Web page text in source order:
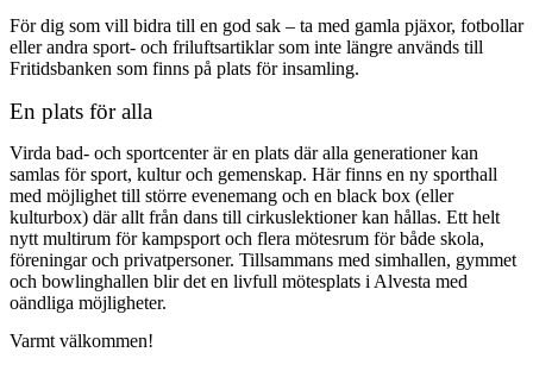
För dig som vill bidra till en god sak – ta med gamla pjäxor, fotbollar
eller andra sport- och friluftsartiklar som inte längre används till
Fritidsbanken som finns på plats för insamling.
En plats för alla
Virda bad- och sportcenter är en plats där alla generationer kan
samlas för sport, kultur och gemenskap. Här finns en ny sporthall
med möjlighet till större evenemang och en black box (eller
kulturbox) där allt från dans till cirkuslektioner kan hållas. Ett helt
nytt multirum för kampsport och flera mötesrum för både skola,
föreningar och privatpersoner. Tillsammans med simhallen, gymmet
och bowlinghallen blir det en livfull mötesplats i Alvesta med
oändliga möjligheter.
Varmt välkommen!